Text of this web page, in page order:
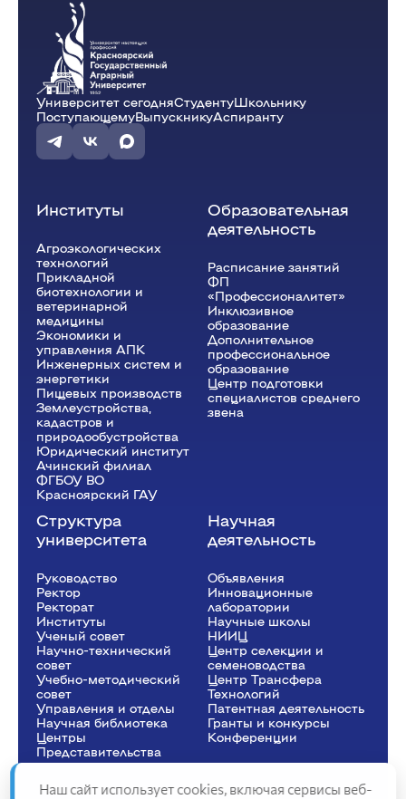
Университет сегодняСтудентуШкольнику
ПоступающемуВыпускникуАспиранту
Институты
Агроэкологических
технологий
Прикладной
биотехнологии и
ветеринарной
медицины
Экономики и
управления АПК
Инженерных систем и
энергетики
Пищевых производств
Землеустройства,
кадастров и
природообустройства
Юридический институт
Ачинский филиал
ФГБОУ ВО
Красноярский ГАУ
Образовательная
деятельность
Расписание занятий
ФП
«Профессионалитет»
Инклюзивное
образование
Дополнительное
профессиональное
образование
Центр подготовки
специалистов среднего
звена
Структура
университета
Руководство
Ректор
Рeкторат
Институты
Ученый совет
Научно-технический
совет
Учебно-методический
совет
Управления и отделы
Научная библиотека
Центры
Представительства
Научная
деятельность
Объявления
Инновационные
лаборатории
Научные школы
НИИЦ
Центр селекции и
семеноводства
Центр Трансфера
Технологий
Патентная деятельность
Гранты и конкурсы
Конференции
Наш сайт использует cookies, включая сервисы веб-